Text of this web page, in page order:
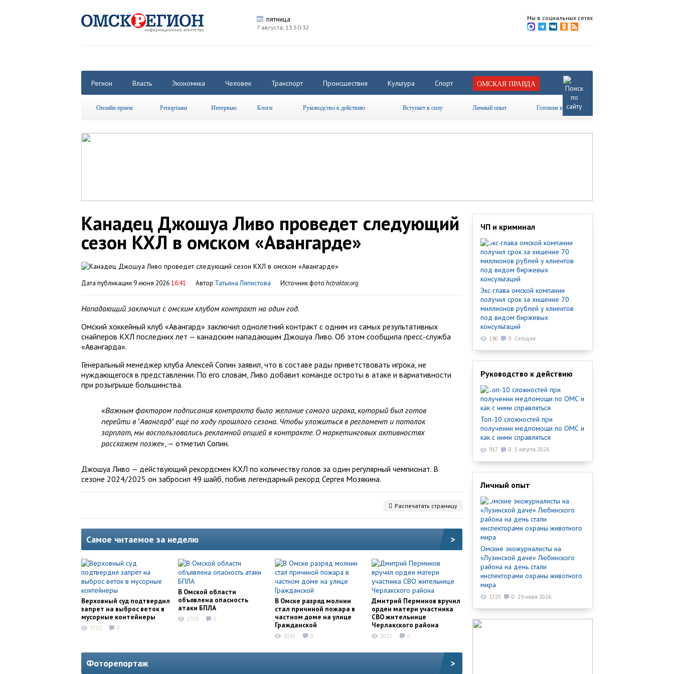
пятница
7 августа, 13:50:33
Мы в социальных сетях
Регион Власть Экономика Человек Транспорт Происшествия Культура Спорт ОМСКАЯ ПРАВДА
Онлайн-прием Репортажи Интервью Блоги Руководство к действию Вступает в силу Личный опыт Готовим вместе
Канадец Джошуа Ливо проведет следующий
сезон КХЛ в омском «Авангарде»
Дата публикации 9 июня 202616:41 Автор Татьяна Ляпистова Источник фото hctraktor.org
Нападающий заключил с омским клубом контракт на один год.
Омский хоккейный клуб «Авангард» заключил однолетний контракт с одним из самых результативных
снайперов КХЛ последних лет — канадским нападающим Джошуа Ливо. Об этом сообщила пресс-служба
«Авангарда».
Генеральный менеджер клуба Алексей Сопин заявил, что в составе рады приветствовать игрока, не
нуждающегося в представлении. По его словам, Ливо добавит команде остроты в атаке и вариативности
при розыгрыше большинства.
«Важным фактором подписания контракта было желание самого игрока, который был готов
перейти в "Авангард" ещё по ходу прошлого сезона. Чтобы уложиться в регламент и потолок
зарплат, мы воспользовались рекламной опцией в контракте. О маркетинговых активностях
расскажем позже», — отметил Сопин.
Джошуа Ливо — действующий рекордсмен КХЛ по количеству голов за один регулярный чемпионат. В
сезоне 2024/2025 он забросил 49 шайб, побив легендарный рекорд Сергея Мозякина.
Распечатать страницу
Самое читаемое за неделю >
Верховный суд подтвердил
запрет на выброс веток в
мусорные контейнеры
3752 0
В Омской области
объявлена опасность
атаки БПЛА
2708 0
В Омске разряд молнии
стал причиной пожара в
частном доме на улице
Гражданской
2030 0
Дмитрий Перминов вручил
орден матери участника
СВО жительнице
Черлакского района
2011 0
Фоторепортаж >
ЧП и криминал
Экс-глава омской компании
получил срок за хищение 70
миллионов рублей у клиентов
под видом биржевых
консультаций
190 0 Сегодня
Руководство к действию
Топ-10 сложностей при
получении медпомощи по ОМС и
как с ними справляться
917 0 3 августа 2026
Личный опыт
Омские экожурналисты на
«Лузинской даче» Любинского
района на день стали
инспекторами охраны животного
мира
1725 0 29 июля 2026